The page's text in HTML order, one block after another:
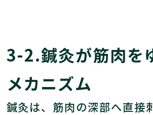
3-2.鍼灸が筋肉を
メカニズム
鍼灸は、筋肉の深部へ直接